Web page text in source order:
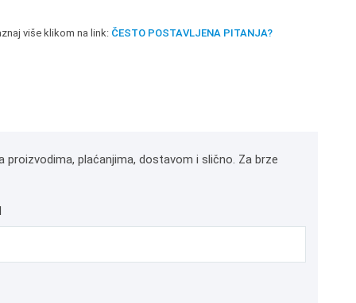
više klikom na link: ČESTO POSTAVLJENA PITANJA?
plaćanjima, dostavom i slično. Za brze